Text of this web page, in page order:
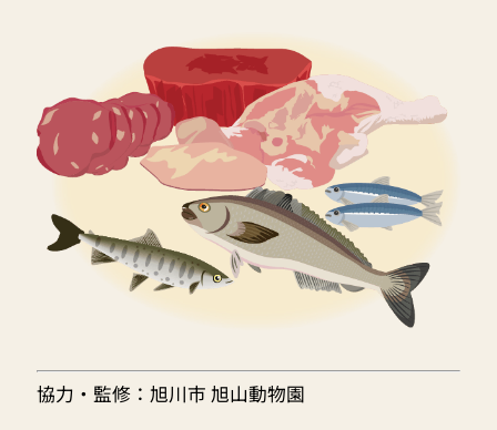
協力・監修：旭川市 旭山動物園